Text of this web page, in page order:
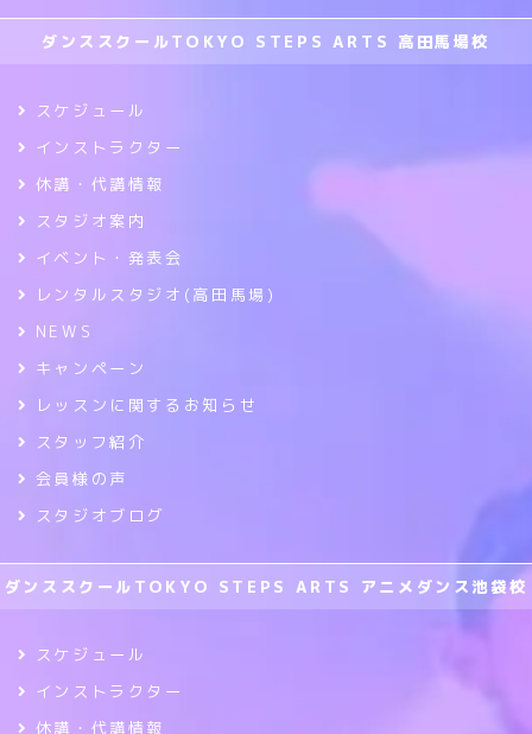
ダンススクールTOKYO STEPS ARTS 高田馬場校
スケジュール
インストラクター
休講・代講情報
スタジオ案内
イベント・発表会
レンタルスタジオ(高田馬場)
NEWS
キャンペーン
レッスンに関するお知らせ
スタッフ紹介
会員様の声
スタジオブログ
ダンススクールTOKYO STEPS ARTS アニメダンス池袋校
スケジュール
インストラクター
休講・代講情報